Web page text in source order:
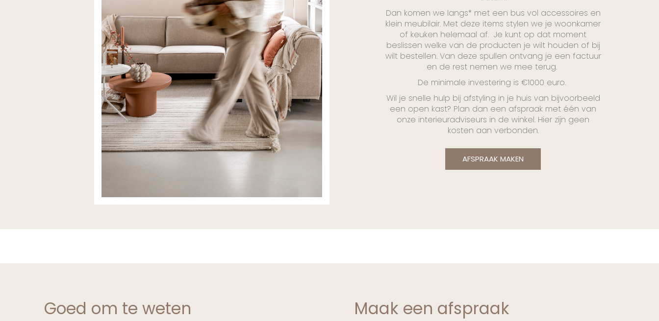
Dan komen we langs* met een bus vol accessoires en
klein meubilair. Met deze items stylen we je woonkamer
of keuken helemaal af. Je kunt op dat moment
beslissen welke van de producten je wilt houden of bij
wilt bestellen. Van deze spullen ontvang je een factuur
en de rest nemen we mee terug.
De minimale investering is €1000 euro.
Wil je snelle hulp bij afstyling in je huis van bijvoorbeeld
een open kast? Plan dan een afspraak met één van
onze interieuradviseurs in de winkel. Hier zijn geen
kosten aan verbonden.
AFSPRAAK MAKEN
Goed om te weten Maak een afspraak